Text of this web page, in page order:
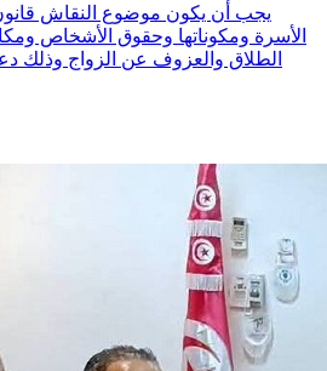
يجب أن يكون موضوع النقاش
الأسرة ومكوناتها وحقوق الأشخاص
الطلاق والعزوف عن الزواج وذلك